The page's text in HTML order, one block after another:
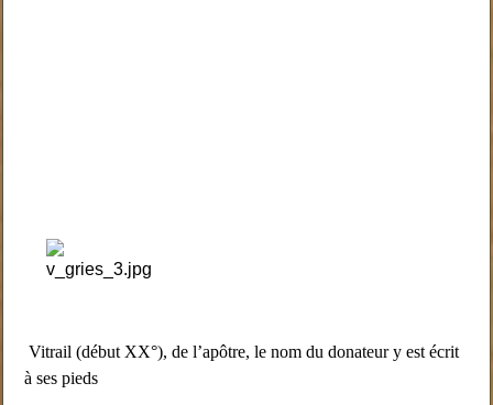
Vitrail (début XX°), de l’apôtre, le nom du donateur y est écrit
à ses pieds